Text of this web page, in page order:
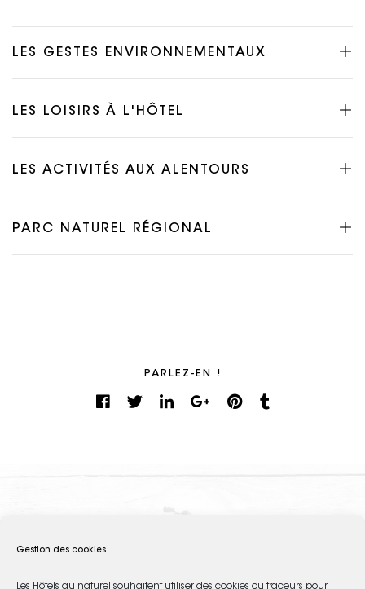
Gestion des cookies
Les Hôtels au naturel souhaitent utiliser des cookies ou traceurs pour
LES GESTES ENVIRONNEMENTAUX
LES LOISIRS À L'HÔTEL
LES ACTIVITÉS AUX ALENTOURS
PARC NATUREL RÉGIONAL
PARLEZ-EN !